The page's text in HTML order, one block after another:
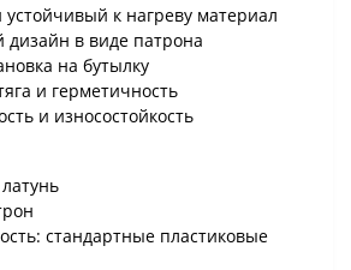
к нагреву материал
в виде патрона
на бутылку
и герметичность
и износостойкость
стандартные пластиковые